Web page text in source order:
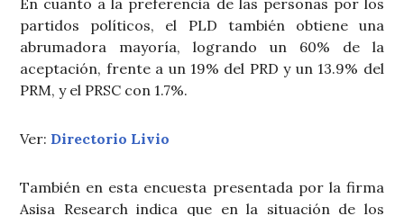
En cuanto a la preferencia de las personas por los
partidos políticos, el PLD también obtiene una
abrumadora mayoría, logrando un 60% de la
aceptación, frente a un 19% del PRD y un 13.9% del
PRM, y el PRSC con 1.7%.
Ver: Directorio Livio
También en esta encuesta presentada por la firma
Asisa Research indica que en la situación de los